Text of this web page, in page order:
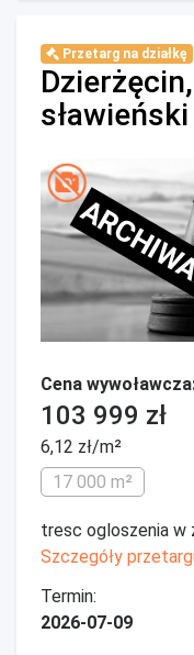
Przetarg na działkę
sławieński
Cena
103 999 zł
6,12 zł/m²
17 000 m²
tresc ogloszenia w
Szczegóły
Termin:
2026-07-09